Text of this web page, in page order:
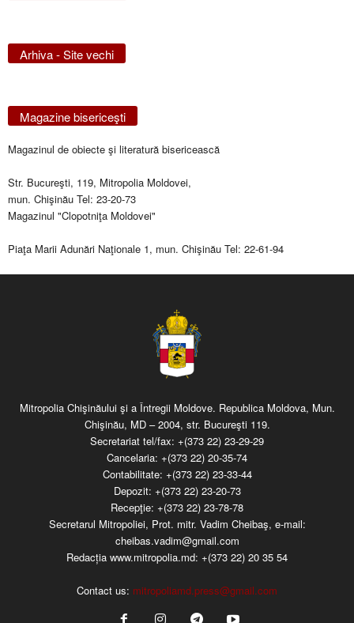
Arhiva - Site vechi
Magazine bisericeşti
Magazinul de obiecte şi literatură bisericească
Str. Bucureşti, 119, Mitropolia Moldovei,
mun. Chişinău Tel: 23-20-73
Magazinul "Clopotniţa Moldovei"
Piaţa Marii Adunări Naţionale 1, mun. Chişinău Tel: 22-61-94
Mitropolia Chişinăului şi a Întregii Moldove. Republica Moldova, Mun.
Chişinău, MD – 2004, str. Bucureşti 119.
Secretariat tel/fax: +(373 22) 23-29-29
Cancelaria: +(373 22) 20-35-74
Contabilitate: +(373 22) 23-33-44
Depozit: +(373 22) 23-20-73
Recepţie: +(373 22) 23-78-78
Secretarul Mitropoliei, Prot. mitr. Vadim Cheibaş, e-mail:
cheibas.vadim@gmail.com
Redacția www.mitropolia.md: +(373 22) 20 35 54
Contact us: mitropoliamd.press@gmail.com